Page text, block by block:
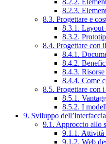
8.2.2.
8.2.3.
8.3. Progettare e
8.3.1. Layout
8.3.2.
8.4. Progettare con
8.4.1.
8.4.2.
8.4.3.
8.4.4. Come
8.5. Progettare con
8.5.1.
8.5.2. I
9. Sviluppo dell’interfaccia
9.1. Approccio allo
9.1.1. Attività
9.1.2. Web